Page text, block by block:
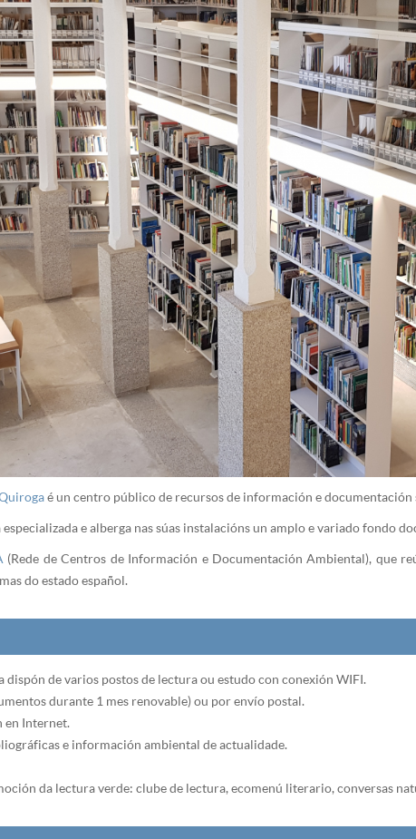
é un centro público de recursos de información e
e alberga nas súas instalacións un amplo e variado fondo
(Rede de Centros de Información e Documentación Ambiental), que
do estado español.
dispón de varios postos de lectura ou estudo con conexión WIFI.
durante 1 mes renovable) ou por envío postal.
en Internet.
e información ambiental de actualidade.
da lectura verde: clube de lectura, ecomenú literario, conversas